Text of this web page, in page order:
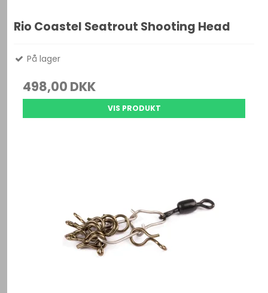
Rio Coastel Seatrout Shooting Head
På lager
498,00 DKK
VIS PRODUKT